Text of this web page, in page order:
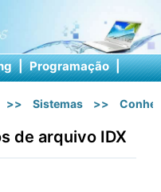
| Programação |
>> Sistemas >>
de arquivo IDX